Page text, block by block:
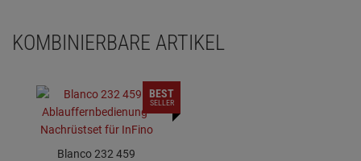
KOMBINIERBARE ARTIKEL
Blanco 232 459
BEST
SELLER